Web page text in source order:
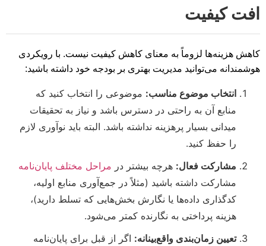
افت کیفیت
کاهش هزینه‌ها لزوماً به معنای کاهش کیفیت نیست. با رویکردی
هوشمندانه می‌توانید مدیریت بهتری بر بودجه خود داشته باشید:
انتخاب موضوع مناسب: موضوعی را انتخاب کنید که
منابع آن به راحتی در دسترس باشد و نیاز به تحقیقات
میدانی بسیار پرهزینه نداشته باشد. البته باید نوآوری لازم
را حفظ کنید.
مشارکت فعال: هرچه بیشتر در مراحل مختلف پایان‌نامه
مشارکت داشته باشید (مثلاً در جمع‌آوری منابع اولیه،
کدگذاری داده‌ها یا نگارش بخش‌هایی که تسلط دارید)،
هزینه پرداختی به نگارنده کمتر می‌شود.
تعیین زمان‌بندی واقع‌بینانه: اگر از قبل برای پایان‌نامه